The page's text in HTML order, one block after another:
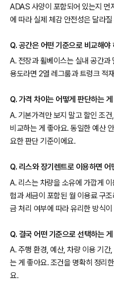
ADAS 사양이 포함되어 있는지 먼
에 따라 실제 체감 안전성은 달라
Q. 공간은 어떤 기준으로 비교해야
A. 전장과 휠베이스는 실내 공간과
용도라면 2열 레그룸과 트렁크 적
Q. 가격 차이는 어떻게 판단하는
A. 기본가격만 보지 말고 할인 조
비교하는 게 좋아요. 동일한 예산
요한 판단 기준이에요.
Q. 리스와 장기렌트로 이용하면
A. 리스는 차량을 소유에 가깝게
험과 세금이 포함된 월 이용료 구
금 처리 여부에 따라 유리한 방식
Q. 결국 어떤 기준으로 선택하는
A. 주행 환경, 예산, 차량 이용 기
는 게 좋아요. 조건을 명확히 정리
요.